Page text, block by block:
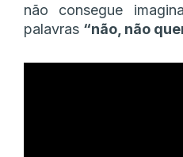
não consegue
palavras “não, não